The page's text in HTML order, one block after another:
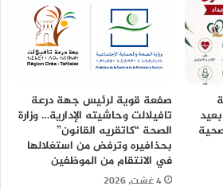
صفعة قوية لرئيس جهة درعة
تافيلالت وحاشيته الإدارية… وزارة
الصحة “كاتقريه القانون”
بحذافيره وترفض من استغلالها
في الانتقام من الموظفين
4 غشت، 2026